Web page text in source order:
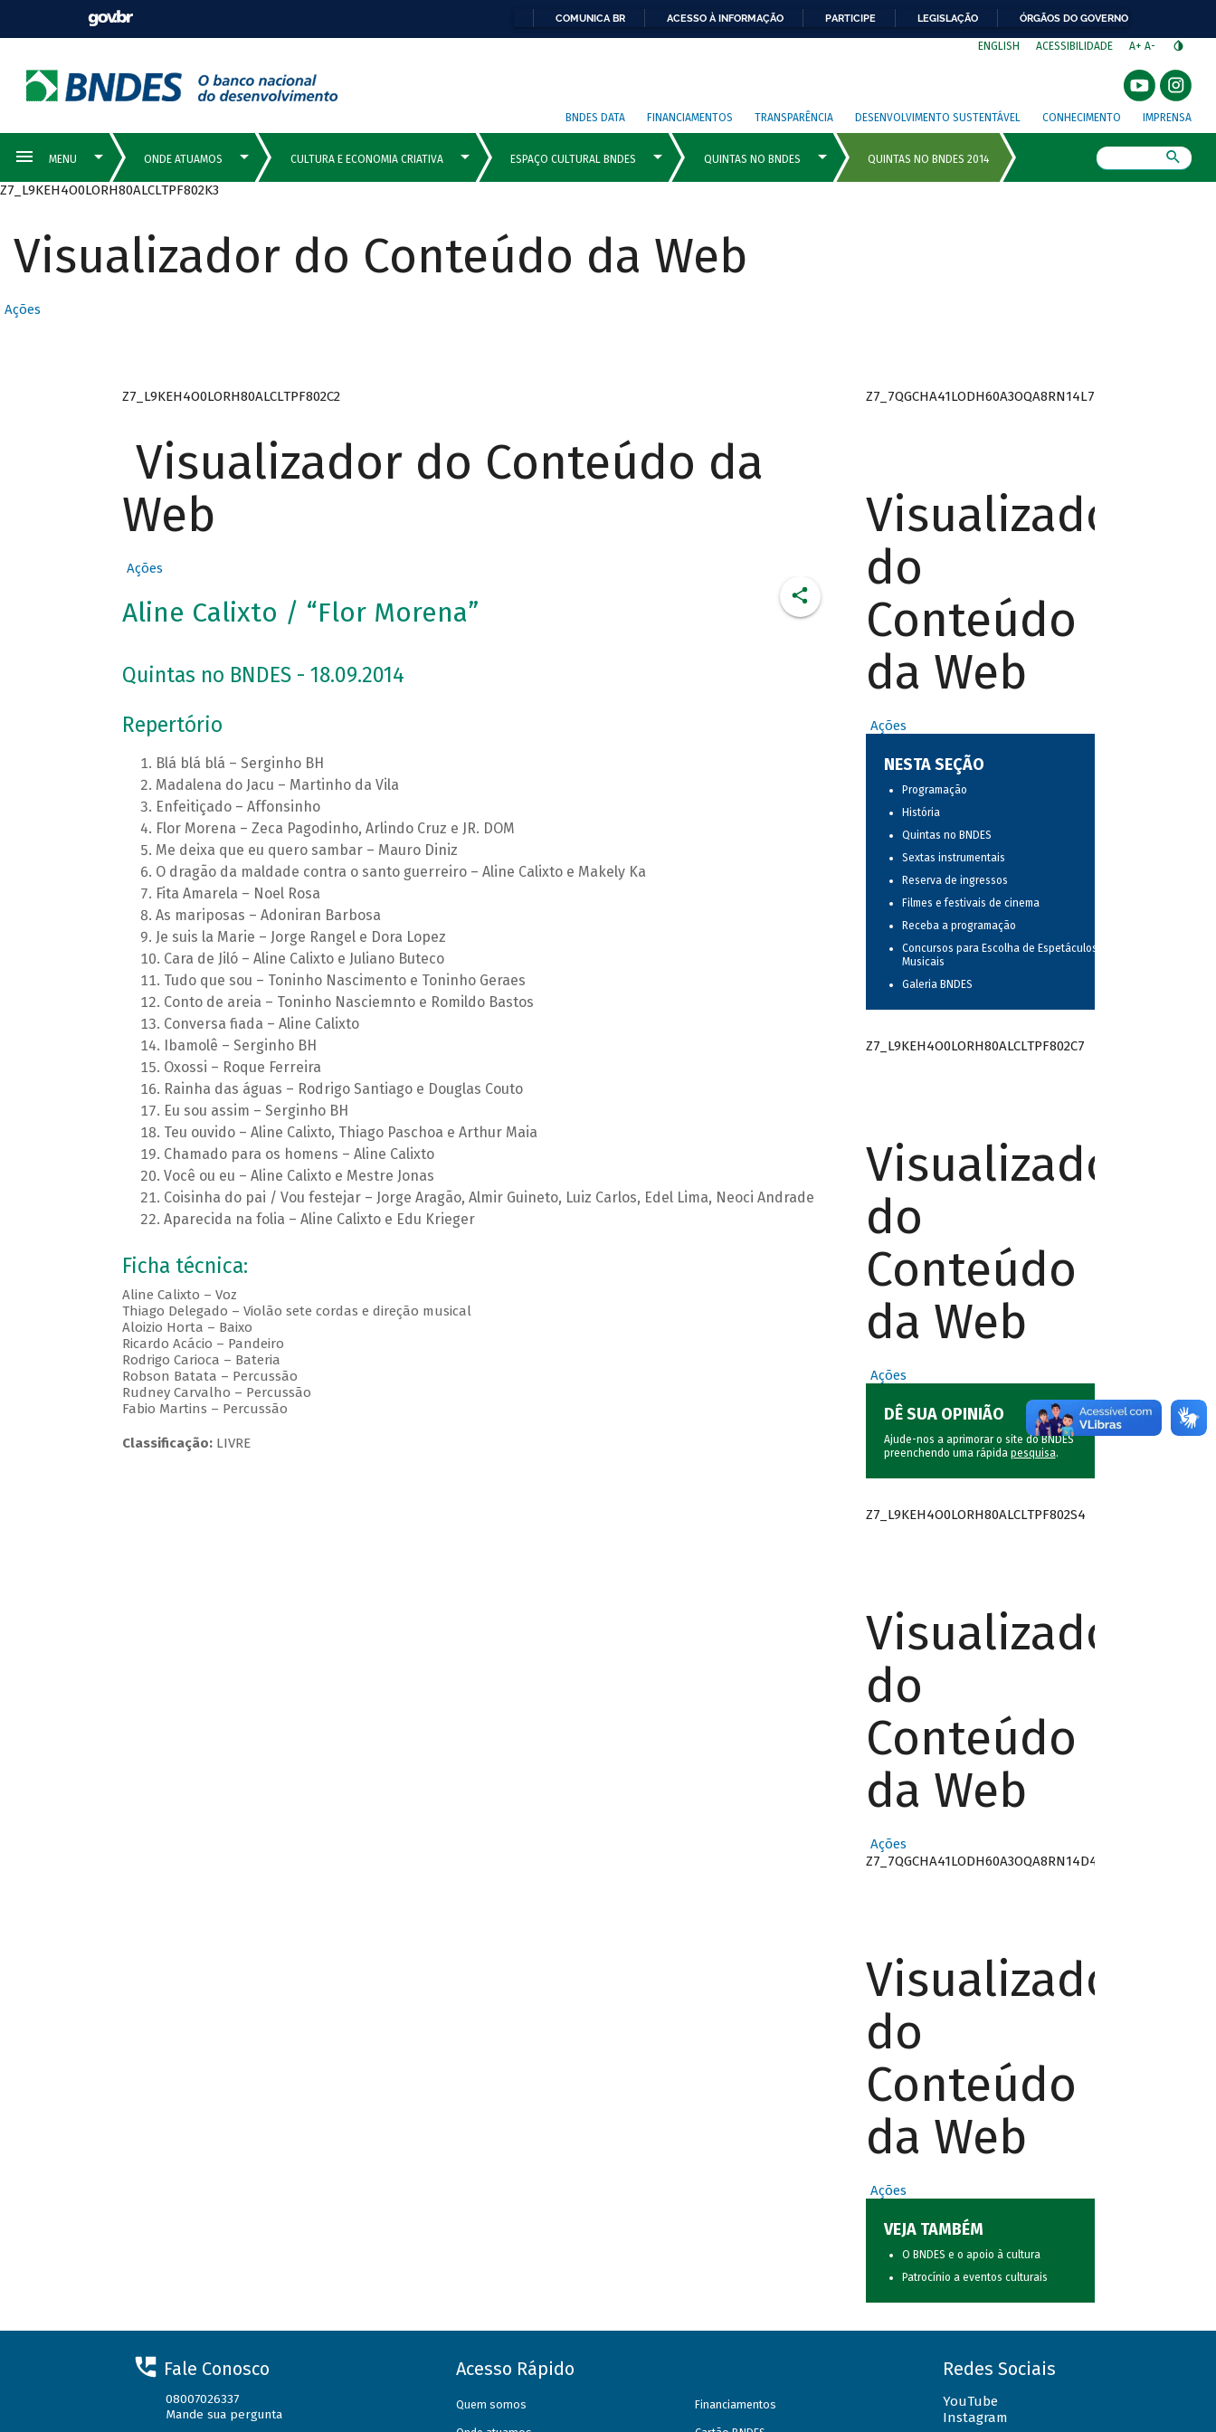
COMUNICA BR ACESSO À INFORMAÇÃO PARTICIPE LEGISLAÇÃO ÓRGÃOS DO GOVERNO
ENGLISH ACESSIBILIDADE A+ A-
BNDES DATA FINANCIAMENTOS TRANSPARÊNCIA DESENVOLVIMENTO SUSTENTÁVEL CONHECIMENTO IMPRENSA
Z7_L9KEH4O0LORH80ALCLTPF802K3
Visualizador do Conteúdo da Web
Ações
Z7_L9KEH4O0LORH80ALCLTPF802C2
Visualizador do Conteúdo da
Web
Ações
Aline Calixto / “Flor Morena”
Quintas no BNDES - 18.09.2014
Repertório
Blá blá blá – Serginho BH
Madalena do Jacu – Martinho da Vila
Enfeitiçado – Affonsinho
Flor Morena – Zeca Pagodinho, Arlindo Cruz e JR. DOM
Me deixa que eu quero sambar – Mauro Diniz
O dragão da maldade contra o santo guerreiro – Aline Calixto e Makely Ka
Fita Amarela – Noel Rosa
As mariposas – Adoniran Barbosa
Je suis la Marie – Jorge Rangel e Dora Lopez
Cara de Jiló – Aline Calixto e Juliano Buteco
Tudo que sou – Toninho Nascimento e Toninho Geraes
Conto de areia – Toninho Nasciemnto e Romildo Bastos
Conversa fiada – Aline Calixto
Ibamolê – Serginho BH
Oxossi – Roque Ferreira
Rainha das águas – Rodrigo Santiago e Douglas Couto
Eu sou assim – Serginho BH
Teu ouvido – Aline Calixto, Thiago Paschoa e Arthur Maia
Chamado para os homens – Aline Calixto
Você ou eu – Aline Calixto e Mestre Jonas
Coisinha do pai / Vou festejar – Jorge Aragão, Almir Guineto, Luiz Carlos, Edel Lima, Neoci Andrade
Aparecida na folia – Aline Calixto e Edu Krieger
Ficha técnica:
Aline Calixto – Voz
Thiago Delegado – Violão sete cordas e direção musical
Aloizio Horta – Baixo
Ricardo Acácio – Pandeiro
Rodrigo Carioca – Bateria
Robson Batata – Percussão
Rudney Carvalho – Percussão
Fabio Martins – Percussão
Classificação:LIVRE
Z7_7QGCHA41LODH60A3OQA8RN14L7
Visualizador
do
Conteúdo
da Web
Ações
NESTA SEÇÃO
Programação
História
Quintas no BNDES
Sextas instrumentais
Reserva de ingressos
Filmes e festivais de cinema
Receba a programação
Concursos para Escolha de Espetáculos
Musicais
Galeria BNDES
Z7_L9KEH4O0LORH80ALCLTPF802C7
Visualizador
do
Conteúdo
da Web
Ações
DÊ SUA OPINIÃO
Ajude-nos a aprimorar o site do BNDES
preenchendo uma rápida pesquisa.
Z7_L9KEH4O0LORH80ALCLTPF802S4
Visualizador
do
Conteúdo
da Web
Ações
Z7_7QGCHA41LODH60A3OQA8RN14D4
Visualizador
do
Conteúdo
da Web
Ações
VEJA TAMBÉM
O BNDES e o apoio à cultura
Patrocínio a eventos culturais
Fale Conosco
08007026337
Mande sua pergunta
Acesso Rápido
Quem somos Financiamentos
Redes Sociais
YouTube
Instagram